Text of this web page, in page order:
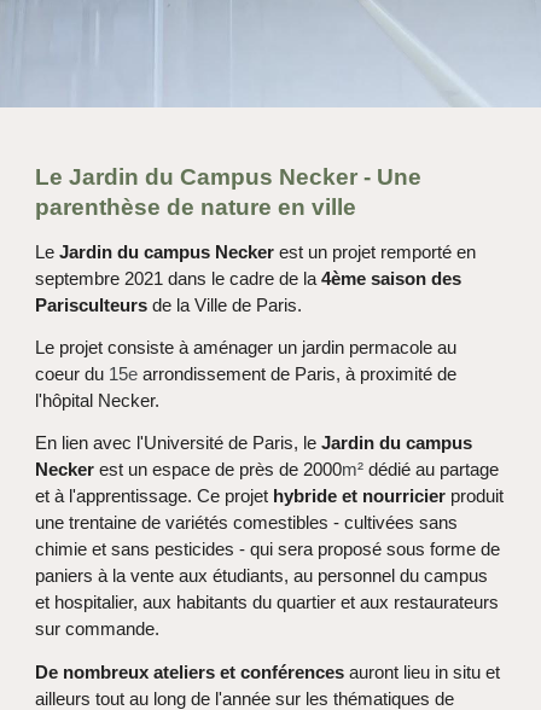
Le Jardin du Campus Necker - Une
parenthèse de nature en ville
LeJardin du campus Necker est un projet remporté en
septembre 2021 dans le cadre de la4ème saison des
Parisculteurs de la Ville de Paris.
Le projet consiste à aménager un jardin permacole au
coeur du 15e arrondissement de Paris, à proximité de
l'hôpital Necker.
En lien avec l'Université de Paris, leJardin du campus
Necker est un espace de près de 2000m² dédié au partage
et à l'apprentissage. Ce projet hybride et nourricier produit
une trentaine de variétés comestibles - cultivées sans
chimie et sans pesticides - qui sera proposé sous forme de
paniers à la vente aux étudiants, au personnel du campus
et hospitalier, aux habitants du quartier et aux restaurateurs
sur commande.
De nombreux ateliers et conférences auront lieu in situ et
ailleurs tout au long de l'année sur les thématiques de